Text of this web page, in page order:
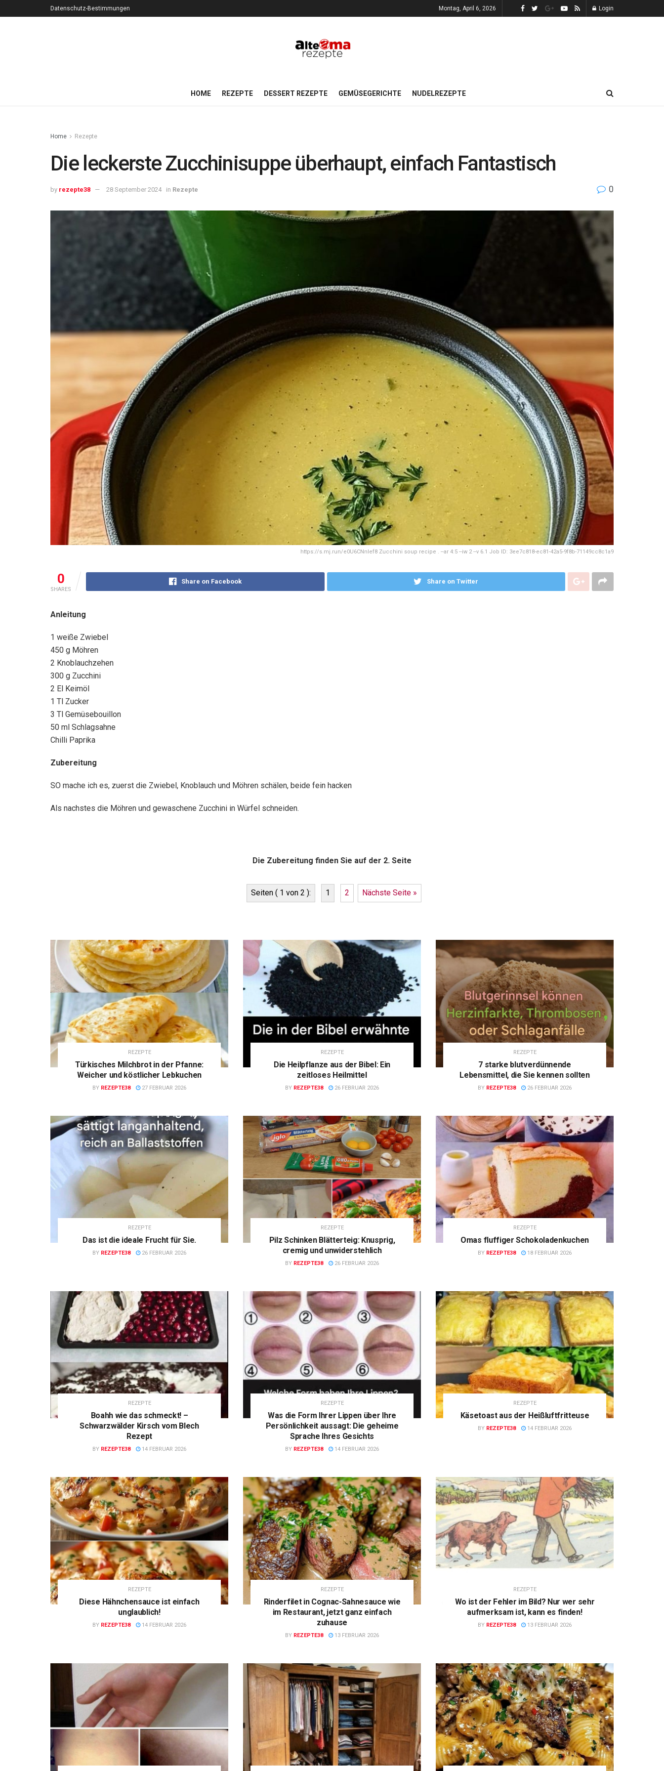
Datenschutz-Bestimmungen Montag, April 6, 2026 Login
HOME REZEPTE DESSERT REZEPTE GEMÜSEGERICHTE NUDELREZEPTE
Home Rezepte
Die leckerste Zucchinisuppe überhaupt, einfach Fantastisch
by rezepte38 28 September 2024 in Rezepte 0
https://s.mj.run/e0U6CNnlef8 Zucchini soup recipe . --ar 4:5 --iw 2 --v 6.1 Job ID: 3ee7c818-ec81-42a5-9f8b-71149cc8c1a9
0
SHARES
Share on Facebook Share on Twitter
Anleitung
1 weiße Zwiebel
450 g Möhren
2 Knoblauchzehen
300 g Zucchini
2 El Keimöl
1 Tl Zucker
3 Tl Gemüsebouillon
50 ml Schlagsahne
Chilli Paprika
Zubereitung
SO mache ich es, zuerst die Zwiebel, Knoblauch und Möhren schälen, beide fein hacken
Als nachstes die Möhren und gewaschene Zucchini in Würfel schneiden.
Die Zubereitung finden Sie auf der 2. Seite
Seiten ( 1 von 2 ): 1 2 Nächste Seite »
REZEPTE
Türkisches Milchbrot in der Pfanne:
Weicher und köstlicher Lebkuchen
BY REZEPTE38 27 FEBRUAR 2026
REZEPTE
Die Heilpflanze aus der Bibel: Ein
zeitloses Heilmittel
BY REZEPTE38 26 FEBRUAR 2026
REZEPTE
7 starke blutverdünnende
Lebensmittel, die Sie kennen sollten
BY REZEPTE38 26 FEBRUAR 2026
REZEPTE
Das ist die ideale Frucht für Sie.
BY REZEPTE38 26 FEBRUAR 2026
REZEPTE
Pilz Schinken Blätterteig: Knusprig,
cremig und unwiderstehlich
BY REZEPTE38 26 FEBRUAR 2026
REZEPTE
Omas fluffiger Schokoladenkuchen
BY REZEPTE38 18 FEBRUAR 2026
REZEPTE
Boahh wie das schmeckt! –
Schwarzwälder Kirsch vom Blech
Rezept
BY REZEPTE38 14 FEBRUAR 2026
REZEPTE
Was die Form Ihrer Lippen über Ihre
Persönlichkeit aussagt: Die geheime
Sprache Ihres Gesichts
BY REZEPTE38 14 FEBRUAR 2026
REZEPTE
Käsetoast aus der Heißluftfritteuse
BY REZEPTE38 14 FEBRUAR 2026
REZEPTE
Diese Hähnchensauce ist einfach
unglaublich!
BY REZEPTE38 14 FEBRUAR 2026
REZEPTE
Rinderfilet in Cognac-Sahnesauce wie
im Restaurant, jetzt ganz einfach
zuhause
BY REZEPTE38 13 FEBRUAR 2026
REZEPTE
Wo ist der Fehler im Bild? Nur wer sehr
aufmerksam ist, kann es finden!
BY REZEPTE38 13 FEBRUAR 2026